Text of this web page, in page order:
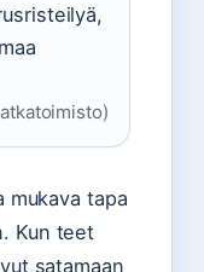
mukava tapa
Kun teet
satamaan